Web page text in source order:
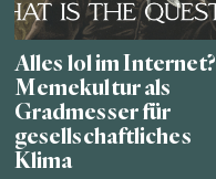
Alles lol im Internet?
Memekultur als
Gradmesser für
gesellschaftliches
Klima